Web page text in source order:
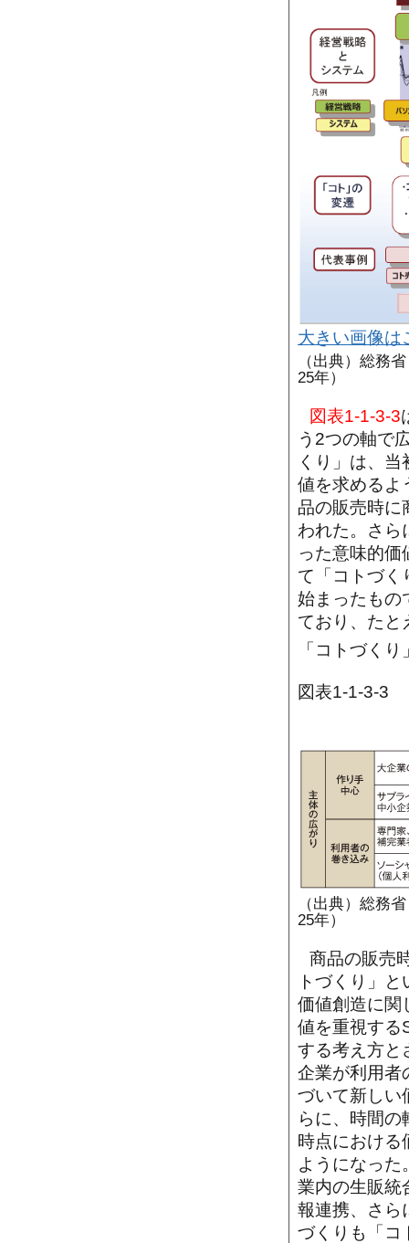
大きい画像は
（出典）総務
25年）
図表1-1-3-3
う2つの軸で
くり」は、
値を求めるよ
品の販売時に
われた。さら
った意味的
て「コトづく
始まったもの
ており、たと
「コトづく
図表1-1-3-3
（出典）総務
25年）
商品の販売
トづくり」
価値創造に関
値を重視する
する考え方と
企業が利用者
づいて新しい
らに、時間
時点における
ようになった
業内の生販統
報連携、さら
づくりも「コ